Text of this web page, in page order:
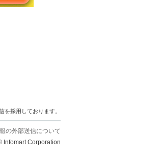
を採用しております。
の外部送信について
Infomart Corporation